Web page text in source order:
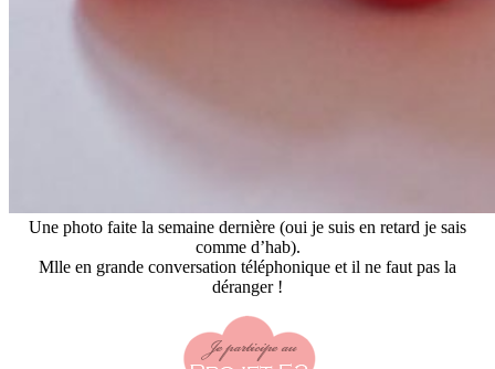
Une photo faite la semaine dernière (oui je suis en retard je sais
comme d’hab).
Mlle en grande conversation téléphonique et il ne faut pas la
déranger !